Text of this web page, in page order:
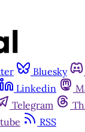
Bluesky
Linkedin
Telegram
RSS